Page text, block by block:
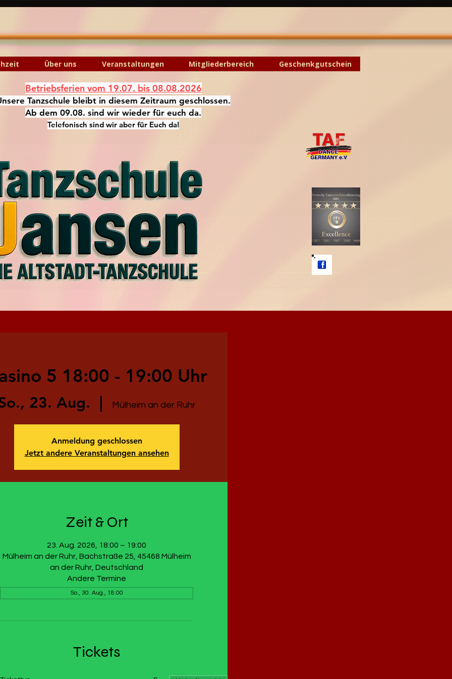
Über uns Veranstaltungen Mitgliederbereich Geschenkgutschein
Betriebsferien vom 19.07. bis 08.08.2026
Tanzschule bleibt in diesem Zeitraum geschlossen.
Ab dem 09.08. sind wir wieder für euch da.
Telefonisch sind wir aber für Euch da!
5 18:00 - 19:00 Uhr
23. Aug. Mülheim an der Ruhr
Anmeldung geschlossen
Jetzt andere Veranstaltungen ansehen
Zeit & Ort
23. Aug. 2026, 18:00 – 19:00
Mülheim an der Ruhr, Bachstraße 25, 45468 Mülheim
an der Ruhr, Deutschland
Andere Termine
So., 30. Aug., 18:00
Tickets